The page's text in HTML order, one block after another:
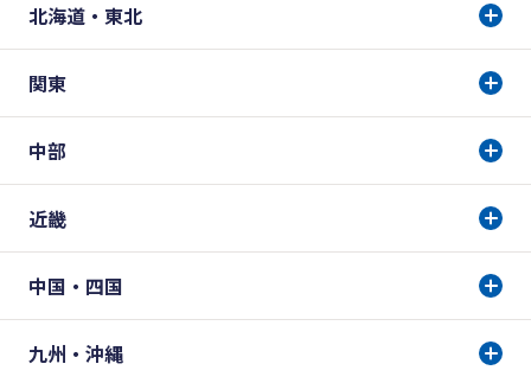
北海道・東北
関東
中部
近畿
中国・四国
九州・沖縄